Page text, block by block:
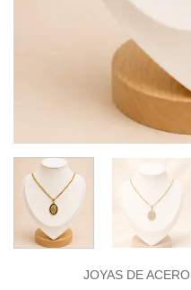
JOYAS DE ACERO